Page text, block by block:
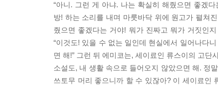
“아니. 그런 게 아냐. 나는 확실히 해줬으면 좋겠
방! 하는 소리를 내며 마룻바닥 위에 원고가 펼쳐
줬으면 좋겠다는 거야! 뭐가 진짜고 뭐가 거짓인
“이것도! 있을 수 없는 일인데 현실에서 일어나다
면 해!” 그런 뒤 에미코는, 세이료인 류스이의 고
소설도, 내 생활 속으로 들어오지 않았으면 해. 정
쓰토무 머리 좋으니까 할 수 있잖아? 이 세이료인